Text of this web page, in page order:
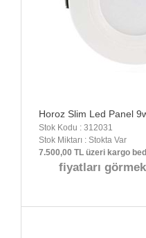
Horoz Slim Led Panel
Stok Kodu : 312031
Stok Miktarı : Stokta Var
7.500,00 TL üzeri kargo
fiyatları